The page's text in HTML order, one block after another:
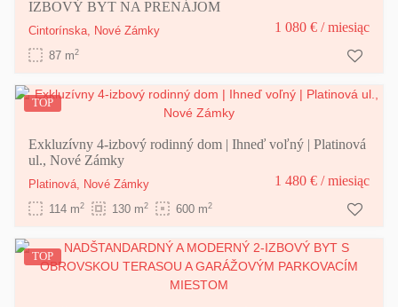
IZBOVÝ BYT NA PRENÁJOM
Cintorínska,
Nové Zámky
87 m2
1 080 € / miesiąc
TOP
Exkluzívny 4-izbový rodinný dom | Ihneď voľný | Platinová
ul., Nové Zámky
Platinová,
Nové Zámky
114 m2 130 m2 600 m2
1 480 € / miesiąc
TOP